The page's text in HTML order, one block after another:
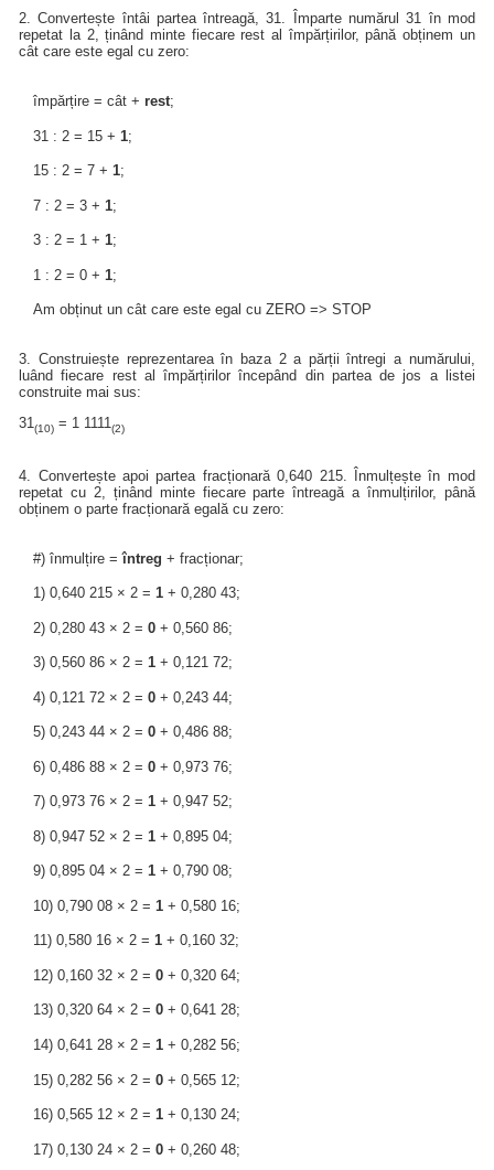
2. Convertește întâi partea întreagă, 31. Împarte numărul 31 în mod
repetat la 2, ținând minte fiecare rest al împărțirilor, până obținem un
cât care este egal cu zero:
împărțire = cât + rest;
31 : 2 = 15 + 1;
15 : 2 = 7 + 1;
7 : 2 = 3 + 1;
3 : 2 = 1 + 1;
1 : 2 = 0 + 1;
Am obținut un cât care este egal cu ZERO => STOP
3. Construiește reprezentarea în baza 2 a părții întregi a numărului,
luând fiecare rest al împărțirilor începând din partea de jos a listei
construite mai sus:
31 (10) = 1 1111 (2)
4. Convertește apoi partea fracționară 0,640 215. Înmulțește în mod
repetat cu 2, ținând minte fiecare parte întreagă a înmulțirilor, până
obținem o parte fracționară egală cu zero:
#) înmulțire =întreg + fracționar;
1) 0,640 215 × 2 = 1+ 0,280 43;
2) 0,280 43 × 2 = 0+ 0,560 86;
3) 0,560 86 × 2 = 1+ 0,121 72;
4) 0,121 72 × 2 = 0+ 0,243 44;
5) 0,243 44 × 2 = 0+ 0,486 88;
6) 0,486 88 × 2 = 0+ 0,973 76;
7) 0,973 76 × 2 = 1+ 0,947 52;
8) 0,947 52 × 2 = 1+ 0,895 04;
9) 0,895 04 × 2 = 1+ 0,790 08;
10) 0,790 08 × 2 = 1+ 0,580 16;
11) 0,580 16 × 2 = 1+ 0,160 32;
12) 0,160 32 × 2 = 0+ 0,320 64;
13) 0,320 64 × 2 = 0+ 0,641 28;
14) 0,641 28 × 2 = 1+ 0,282 56;
15) 0,282 56 × 2 = 0+ 0,565 12;
16) 0,565 12 × 2 = 1+ 0,130 24;
17) 0,130 24 × 2 = 0+ 0,260 48;